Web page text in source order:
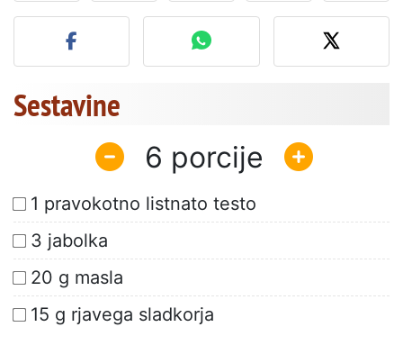
Objavite svojo fotografijo
Sestavine
6
1 pravokotno listnato testo
3 jabolka
20 g masla
15 g rjavega sladkorja